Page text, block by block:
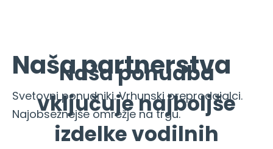
Naša partnerstva
Svetovni ponudniki. Vrhunski preprodajalci.
Najobsežnejše omrežje na trgu.
Naša ponudba
vključuje najboljše
izdelke vodilnih